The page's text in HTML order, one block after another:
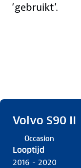
‘gebruikt’.
Volvo S90 II
Occasion
Looptijd
2016 - 2020